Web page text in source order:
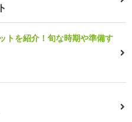
トを紹介！旬な時期や準備す